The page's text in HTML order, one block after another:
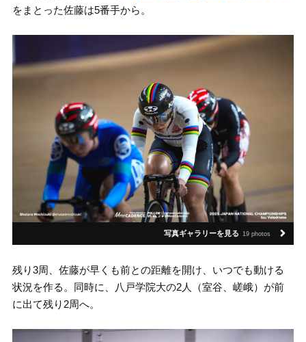
をまとった佐藤は5番手から。
写真ギャラリーを見る 19 photos
残り3周、佐藤が早くも前との距離を開け、いつでも動ける
状況を作る。同時に、八戸学院大の2人（室谷、嵯峨）が前
に出て残り2周へ。